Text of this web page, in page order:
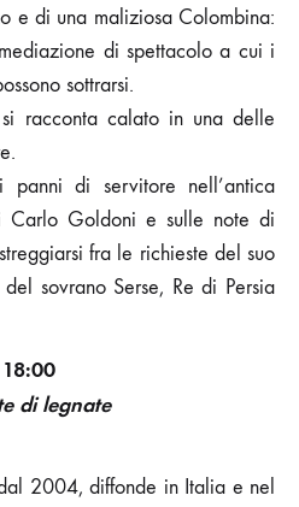
e di una maliziosa Colombina:
di spettacolo a cui i
sottrarsi.
racconta calato in una delle
di servitore nell’antica
Goldoni e sulle note di
fra le richieste del suo
sovrano Serse, Re di Persia
di legnate
2004, diffonde in Italia e nel